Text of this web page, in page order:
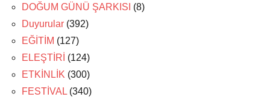
DOĞUM GÜNÜ ŞARKISI (8)
Duyurular (392)
EĞİTİM (127)
ELEŞTİRİ (124)
ETKİNLİK (300)
FESTİVAL (340)